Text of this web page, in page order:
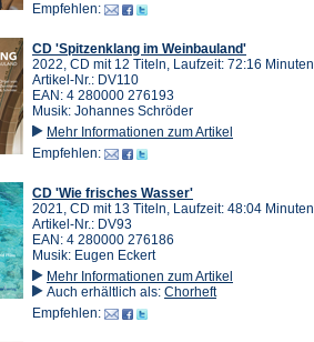
Empfehlen:
CD 'Spitzenklang im Weinbauland'
2022, CD mit 12 Titeln, Laufzeit: 72:16 Minuten
Artikel-Nr.: DV110
EAN: 4 280000 276193
Musik: Johannes Schröder
Mehr Informationen zum Artikel
Empfehlen:
CD 'Wie frisches Wasser'
2021, CD mit 13 Titeln, Laufzeit: 48:04 Minuten
Artikel-Nr.: DV93
EAN: 4 280000 276186
Musik: Eugen Eckert
Mehr Informationen zum Artikel
Auch erhältlich als: Chorheft
Empfehlen: